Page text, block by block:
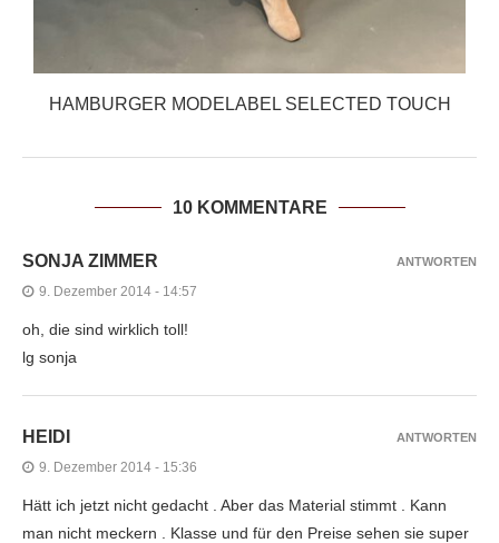
HAMBURGER MODELABEL SELECTED TOUCH
10 KOMMENTARE
SONJA ZIMMER
9. Dezember 2014 - 14:57
oh, die sind wirklich toll!
lg sonja
ANTWORTEN
HEIDI
9. Dezember 2014 - 15:36
Hätt ich jetzt nicht gedacht . Aber das Material stimmt . Kann
man nicht meckern . Klasse und für den Preise sehen sie super
ANTWORTEN